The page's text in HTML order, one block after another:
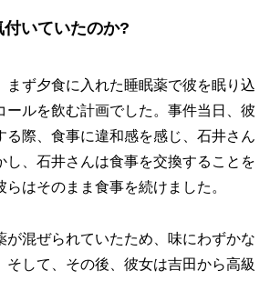
いていたのか?
まず夕食に入れた睡眠薬で彼を眠り込
ールを飲む計画でした。事件当日、彼
る際、食事に違和感を感じ、石井さん
し、石井さんは食事を交換することを
はそのまま食事を続けました。
が混ぜられていたため、味にわずかな
そして、その後、彼女は吉田から高級